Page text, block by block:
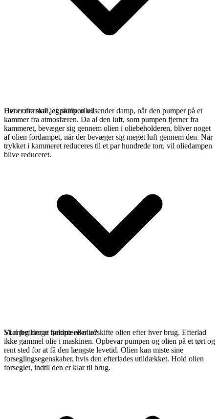
Det er normalt, at pumpen udsender damp, når den pumper på et
kammer fra atmosfæren. Da al den luft, som pumpen fjerner fra
kammeret, bevæger sig gennem olien i oliebeholderen, bliver noget
af olien fordampet, når der bevæger sig meget luft gennem den. Når
trykket i kammeret reduceres til et par hundrede torr, vil oliedampen
blive reduceret.
Hvor ofte skal jeg skifte olie?
Vi anbefaler at tømme eller udskifte olien efter hver brug. Efterlad
ikke gammel olie i maskinen. Opbevar pumpen og olien på et tørt og
rent sted for at få den længste levetid. Olien kan miste sine
forseglingsegenskaber, hvis den efterlades utildækket. Hold olien
forseglet, indtil den er klar til brug.
Skal jeg bruge fieldpiece-olie?